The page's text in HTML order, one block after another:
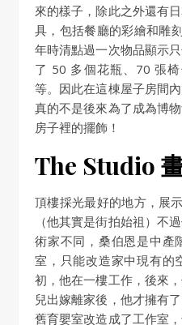
來的樣子，除此之外還有
具，包括餐廳的彩繪和雕
年時清點過一次物品顯示
了 50 多個花瓶、70 張
等。因此在這棟屋子房間
真的不是後來為了成為博
房子裡的擺飾！
The Studio
頂樓採光最好的地方，展
（他其實是街拍始祖）不
術家不同，桑伯恩是中產
室，只能改造家中現有的
初，他在一樓工作，後來
兒出嫁離家後，他才擁有
舊育嬰室改造成了工作室